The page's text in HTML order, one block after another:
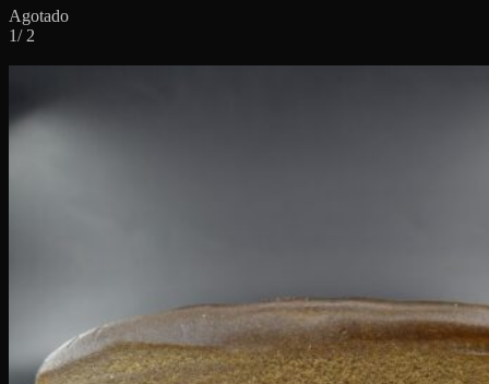
Agotado
1/2